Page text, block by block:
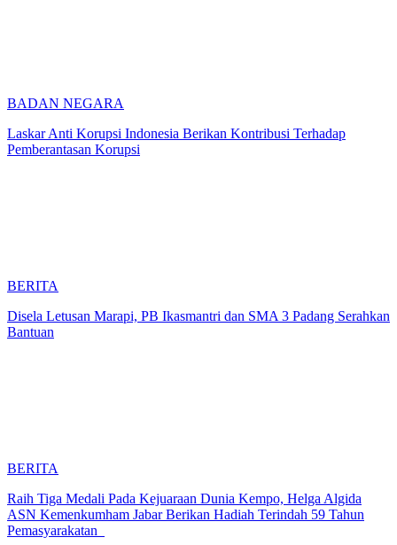
BADAN NEGARA
Laskar Anti Korupsi Indonesia Berikan Kontribusi Terhadap
Pemberantasan Korupsi
BERITA
Disela Letusan Marapi, PB Ikasmantri dan SMA 3 Padang Serahkan
Bantuan
BERITA
Raih Tiga Medali Pada Kejuaraan Dunia Kempo, Helga Algida
ASN Kemenkumham Jabar Berikan Hadiah Terindah 59 Tahun
Pemasyarakatan